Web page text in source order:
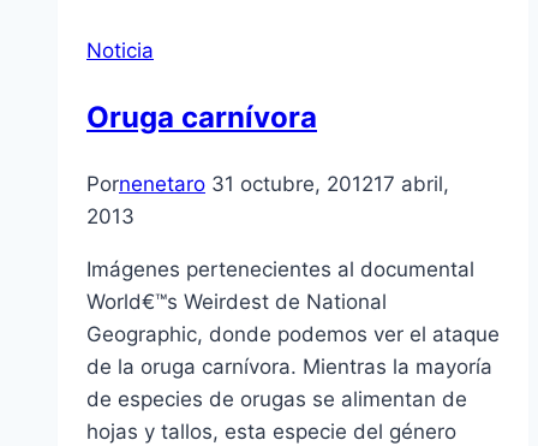
Noticia
Oruga carní­vora
Pornenetaro 31 octubre, 201217 abril,
2013
Imágenes pertenecientes al documental
World€™s Weirdest de National
Geographic, donde podemos ver el ataque
de la oruga carní­vora. Mientras la mayorí­a
de especies de orugas se alimentan de
hojas y tallos, esta especie del género